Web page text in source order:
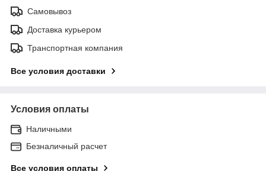
Самовывоз
Доставка курьером
Транспортная компания
Все условия доставки
Условия оплаты
Наличными
Безналичный расчет
Все условия оплаты